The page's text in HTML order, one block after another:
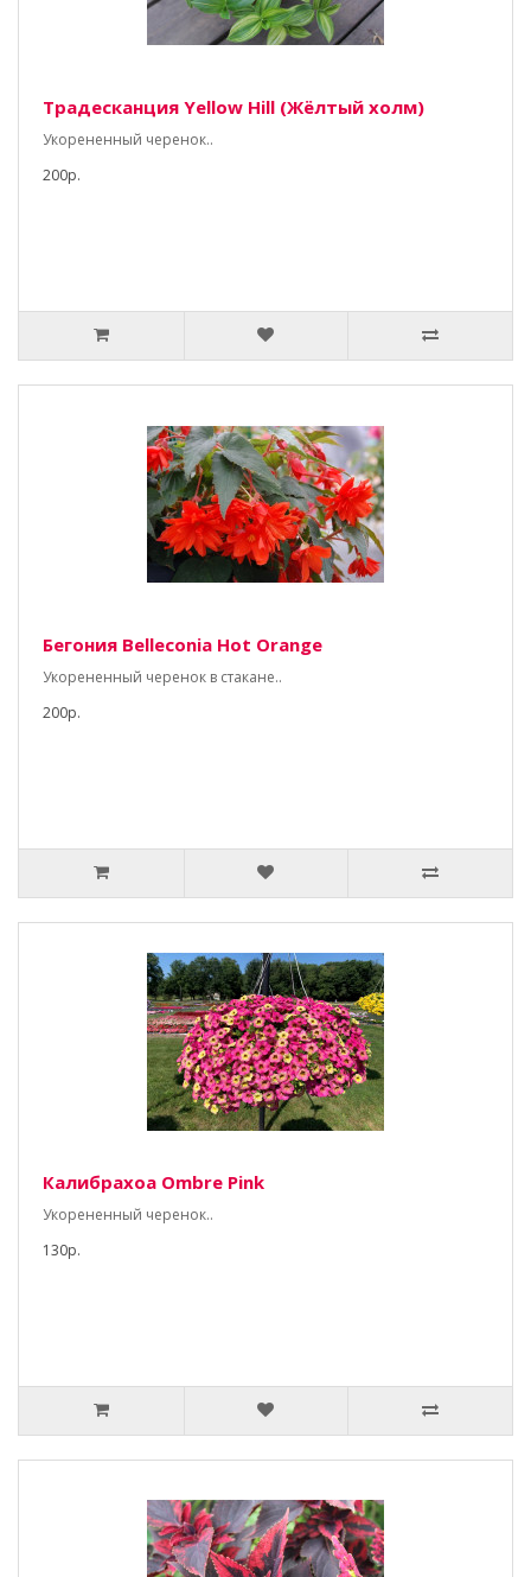
Традесканция Yellow Hill (Жёлтый холм)
Укорененный черенок..
200р.
Бегония Belleconia Hot Orange
Укорененный черенок в стакане..
200р.
Калибрахоа Ombre Pink
Укорененный черенок..
130р.